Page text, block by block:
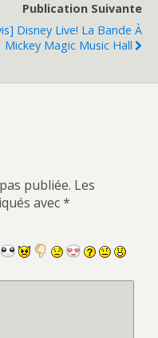
Publication Suivante
Disney Live! La Bande À
Mickey Magic Music Hall
publiée. Les
avec*